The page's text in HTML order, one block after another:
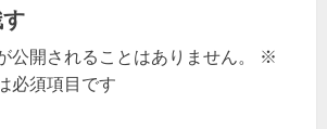
公開されることはありません。
※
必須項目です